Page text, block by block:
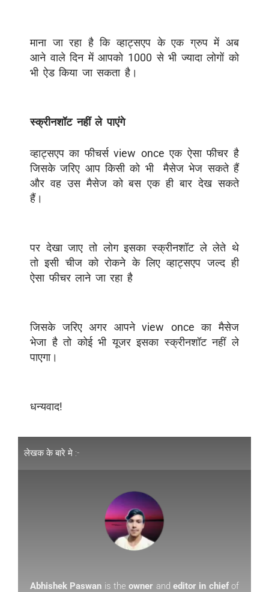
माना जा रहा है कि व्हाट्सएप के एक ग्रुप में अब
आने वाले दिन में आपको 1000 से भी ज्यादा लोगों को
भी ऐड किया जा सकता है।
स्क्रीनशॉट नहीं ले पाएंगे
व्हाट्सएप का फीचर्स view once एक ऐसा फीचर है
जिसके जरिए आप किसी को भी मैसेज भेज सकते हैं
और वह उस मैसेज को बस एक ही बार देख सकते
हैं।
पर देखा जाए तो लोग इसका स्क्रीनशॉट ले लेते थे
तो इसी चीज को रोकने के लिए व्हाट्सएप जल्द ही
ऐसा फीचर लाने जा रहा है
जिसके जरिए अगर आपने view once का मैसेज
भेजा है तो कोई भी यूजर इसका स्क्रीनशॉट नहीं ले
पाएगा।
धन्यवाद!
लेखक के बारे मे :-
Abhishek Paswan is theowner andeditor in chiefof